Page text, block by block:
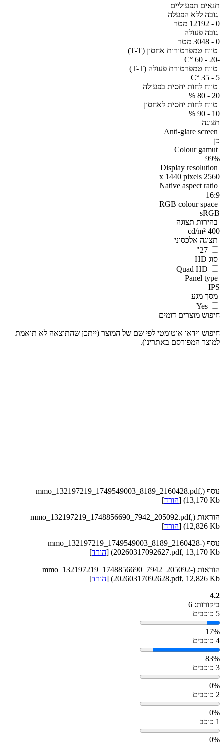
תנאים תפעוליים
גובה ללא הפעלה
0 - 12192 מטר
גובה פעולה
0 - 3048 מטר
טווח טמפרטורות אחסון (T-T)
-20 - 60 °C
טווח טמפרטורת פעולה (T-T)
5 - 35 °C
טווח לחות יחסית בפעולה
20 - 80 %
טווח לחות יחסית לאחסון
10 - 90 %
תצוגה
Anti-glare screen
כן
Colour gamut
99%
Display resolution
2560 x 1440 pixels
Native aspect ratio
16:9
RGB colour space
sRGB
בהירות תצוגה
400 cd/m²
תצוגה אלכסוני
סוג HD
Panel type
IPS
מסך מגע
חיפוש מוצרים דומים
חיפוש וידאו אוטומטי לפי שם של המוצר (ייתכן שהתוצאה לא תואמת
למוצר המפורסם באתרינו).
נוסף (mmo_132197219_1749549003_8189_2160428.pdf,
13,170 Kb) [
הורד]
הוראות (mmo_132197219_1748856690_7942_205092.pdf,
12,826 Kb) [
הורד]
נוסף (mmo_132197219_1749549003_8189_2160428-
20260317092627.pdf, 13,170 Kb) [
הורד]
הוראות (mmo_132197219_1748856690_7942_205092-
20260317092628.pdf, 12,826 Kb) [
הורד]
4.2
ביקורות: 6
5 כוכבים
17%
4 כוכבים
83%
3 כוכבים
0%
2 כוכבים
0%
1 כוכב
0%